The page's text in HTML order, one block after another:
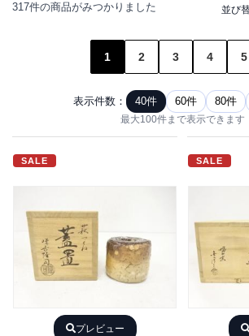
317件の商品がみつかりました 並び
1 2 3 4 5
表示件数： 40件 60件 80件
最大100件まで表示できます
SALE
プレビュー
SALE